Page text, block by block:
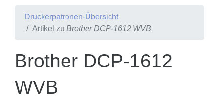
Druckerpatronen-Übersicht
Artikel zu Brother DCP-1612 WVB
Brother DCP-1612
WVB